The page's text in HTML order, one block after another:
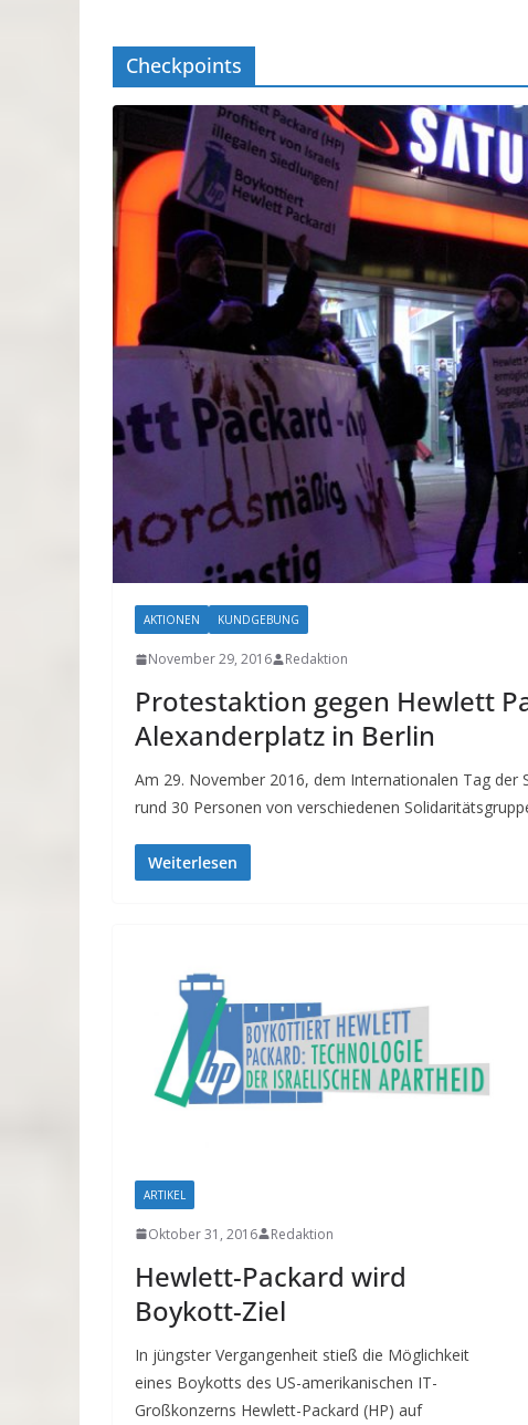
Checkpoints
AKTIONEN KUNDGEBUNG
November 29, 2016 Redaktion
Protestaktion gegen Hewlett
Alexanderplatz in Berlin
Am 29. November 2016, dem Internationalen Tag
rund 30 Personen von verschiedenen
Weiterlesen
ARTIKEL
Oktober 31, 2016 Redaktion
Hewlett-Packard wird
Boykott-Ziel
In jüngster Vergangenheit stieß die Möglichkeit
eines Boykotts des US-amerikanischen IT-
Großkonzerns Hewlett-Packard (HP) auf